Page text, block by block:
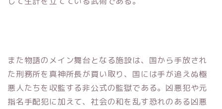
また物語のメイン舞台となる施設は、国から手放され
た刑務所を真神所長が買い取り、国には手が追えぬ極
悪人たちを収監する非公式の監獄である。凶悪犯や元
指名手配犯に加えて、社会の和を乱す恐れのある凶悪